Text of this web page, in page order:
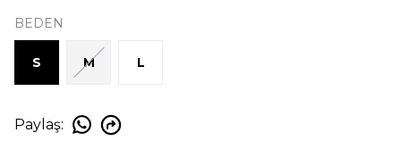
BEDEN
S M L
Paylaş: